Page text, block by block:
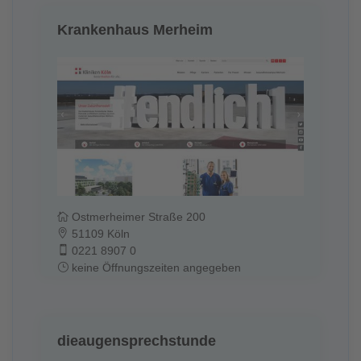
Krankenhaus Merheim
Ostmerheimer Straße 200
51109 Köln
0221 8907 0
keine Öffnungszeiten angegeben
dieaugensprechstunde